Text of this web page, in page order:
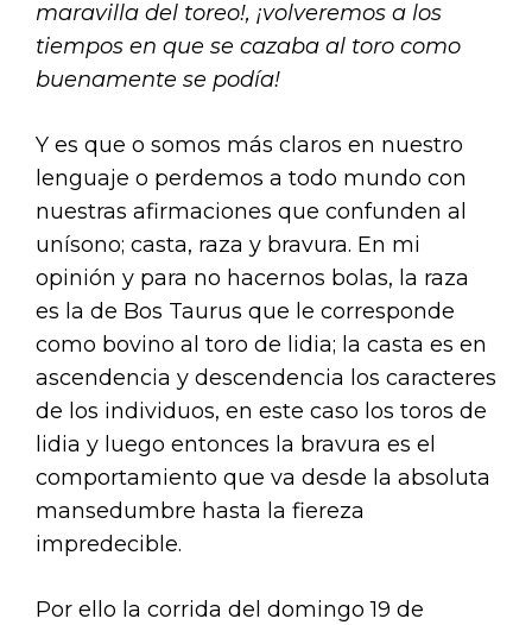
maravilla del toreo!, ¡volveremos a los
tiempos en que se cazaba al toro como
buenamente se podía!
Y es que o somos más claros en nuestro
lenguaje o perdemos a todo mundo con
nuestras afirmaciones que confunden al
unísono; casta, raza y bravura. En mi
opinión y para no hacernos bolas, la raza
es la de Bos Taurus que le corresponde
como bovino al toro de lidia; la casta es en
ascendencia y descendencia los caracteres
de los individuos, en este caso los toros de
lidia y luego entonces la bravura es el
comportamiento que va desde la absoluta
mansedumbre hasta la fiereza
impredecible.
Por ello la corrida del domingo 19 de